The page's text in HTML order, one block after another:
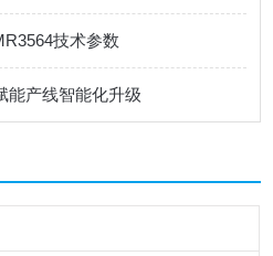
技术参数
能产线智能化升级